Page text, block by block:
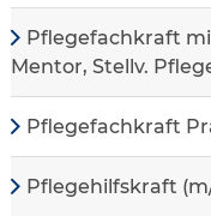
Pflegefachkraft
Mentor, Stellv.
Pflegefachkraft
Pflegehilfskraft